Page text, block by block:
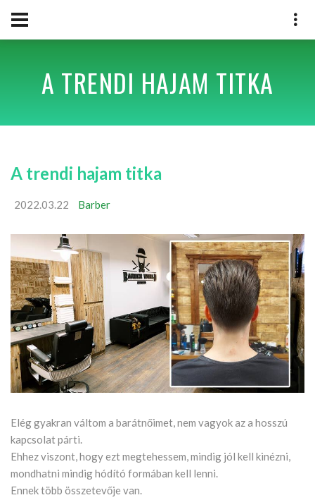
A TRENDI HAJAM TITKA
A trendi hajam titka
2022.03.22 Barber
Elég gyakran váltom a barátnőimet, nem vagyok az a hosszú
kapcsolat párti.
Ehhez viszont, hogy ezt megtehessem, mindig jól kell kinézni,
mondhatni mindig hódító formában kell lenni.
Ennek több összetevője van.